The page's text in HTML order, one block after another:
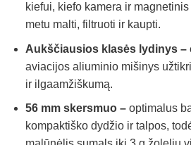
kiefui, kiefo kamera ir
metu malti, filtruoti ir kaupti.
Aukščiausios klasės lydinys –
aviacijos aliuminio mišinys
ir ilgaamžiškumą.
56 mm skersmuo –optimalus
kompaktiško dydžio ir talpos,